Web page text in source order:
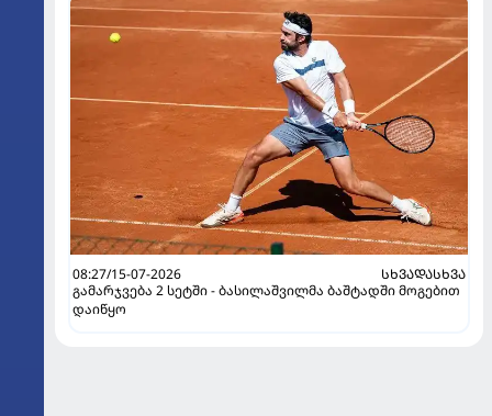
08:27/15-07-2026
ᲡᲮᲕᲐᲓᲐᲡᲮᲕᲐ
გამარჯვება 2 სეტში - ბასილაშვილმა ბაშტადში მოგებით
დაიწყო